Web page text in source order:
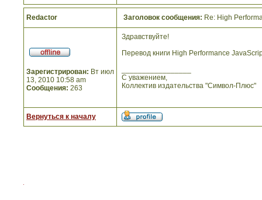
Redactor Заголовок сообщения: Re: High
Зарегистрирован: Вт июл
13, 2010 10:58 am
Сообщения: 263
Здравствуйте!
Перевод книги High Performance
С уважением,
Коллектив издательства "Символ-Плюс"
Вернуться к началу